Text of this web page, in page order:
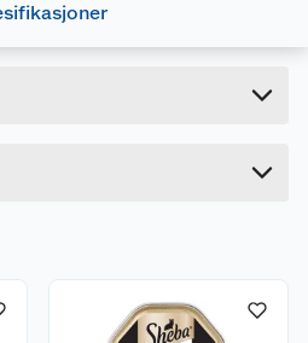
fått noen omtale ennå.